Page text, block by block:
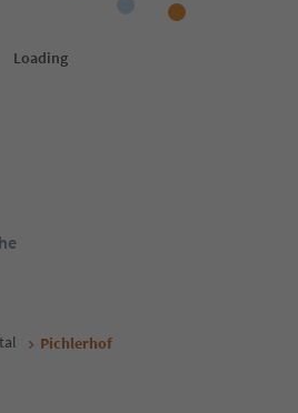
Pichlerhof